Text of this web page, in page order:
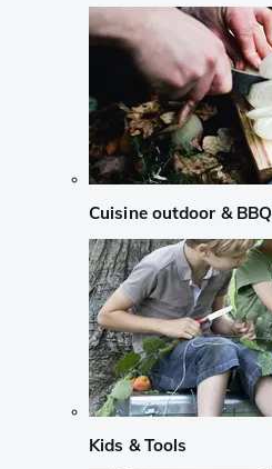
Cuisine outdoor & BBQ
Kids & Tools